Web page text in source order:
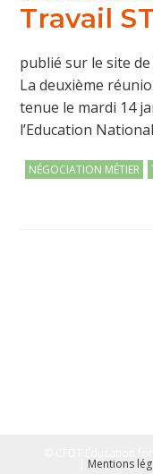
Travail
publié sur le site
La deuxième
tenue le mardi 14
l’Education
Post
NÉGOCIATION MÉTIER
Mentions